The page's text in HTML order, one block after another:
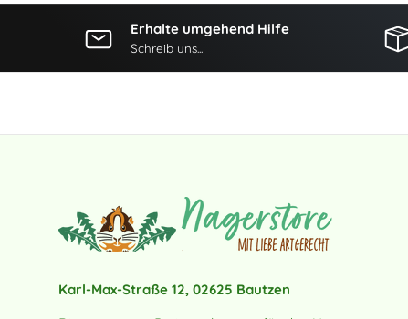
Erhalte umgehend Hilfe
Schreib uns...
Karl-Max-Straße 12, 02625 Bautzen